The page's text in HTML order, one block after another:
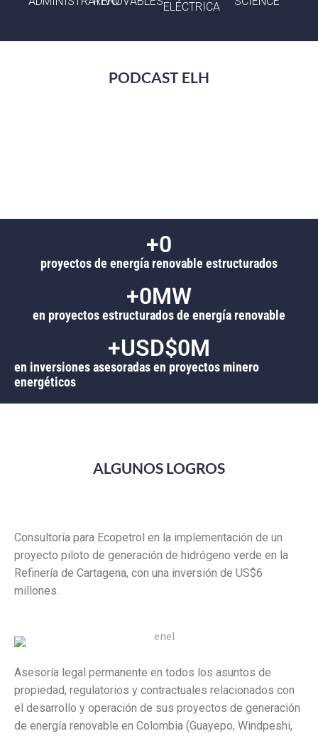
ELÉCTRICA
PODCAST ELH
proyectos de energía renovable estructurados
+0
en proyectos estructurados de energía renovable
+0MW
en inversiones asesoradas en proyectos minero
energéticos
+USD$0M
ALGUNOS LOGROS
Consultoría para Ecopetrol en la implementación de un
proyecto piloto de generación de hidrógeno verde en la
Refinería de Cartagena, con una inversión de US$6
millones.
Asesoría legal permanente en todos los asuntos de
propiedad, regulatorios y contractuales relacionados con
el desarrollo y operación de sus proyectos de generación
de energía renovable en Colombia (Guayepo, Windpeshi,